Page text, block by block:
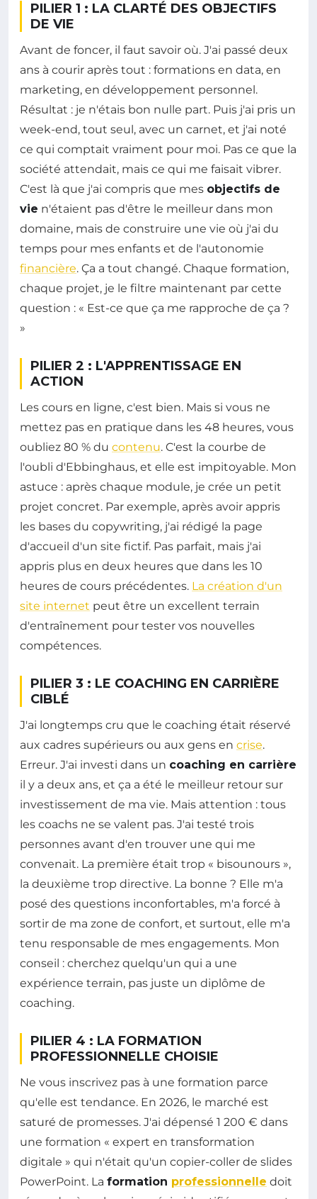
PILIER 1 : LA CLARTÉ DES OBJECTIFS
DE VIE
Avant de foncer, il faut savoir où. J'ai passé deux
ans à courir après tout : formations en data, en
marketing, en développement personnel.
Résultat : je n'étais bon nulle part. Puis j'ai pris un
week-end, tout seul, avec un carnet, et j'ai noté
ce qui comptait vraiment pour moi. Pas ce que la
société attendait, mais ce qui me faisait vibrer.
C'est là que j'ai compris que mes objectifs de
vie n'étaient pas d'être le meilleur dans mon
domaine, mais de construire une vie où j'ai du
temps pour mes enfants et de l'autonomie
financière. Ça a tout changé. Chaque formation,
chaque projet, je le filtre maintenant par cette
question : « Est-ce que ça me rapproche de ça ?
»
PILIER 2 : L'APPRENTISSAGE EN
ACTION
Les cours en ligne, c'est bien. Mais si vous ne
mettez pas en pratique dans les 48 heures, vous
oubliez 80 % du contenu. C'est la courbe de
l'oubli d'Ebbinghaus, et elle est impitoyable. Mon
astuce : après chaque module, je crée un petit
projet concret. Par exemple, après avoir appris
les bases du copywriting, j'ai rédigé la page
d'accueil d'un site fictif. Pas parfait, mais j'ai
appris plus en deux heures que dans les 10
heures de cours précédentes. La création d'un
site internet peut être un excellent terrain
d'entraînement pour tester vos nouvelles
compétences.
PILIER 3 : LE COACHING EN CARRIÈRE
CIBLÉ
J'ai longtemps cru que le coaching était réservé
aux cadres supérieurs ou aux gens en crise.
Erreur. J'ai investi dans un coaching en carrière
il y a deux ans, et ça a été le meilleur retour sur
investissement de ma vie. Mais attention : tous
les coachs ne se valent pas. J'ai testé trois
personnes avant d'en trouver une qui me
convenait. La première était trop « bisounours »,
la deuxième trop directive. La bonne ? Elle m'a
posé des questions inconfortables, m'a forcé à
sortir de ma zone de confort, et surtout, elle m'a
tenu responsable de mes engagements. Mon
conseil : cherchez quelqu'un qui a une
expérience terrain, pas juste un diplôme de
coaching.
PILIER 4 : LA FORMATION
PROFESSIONNELLE CHOISIE
Ne vous inscrivez pas à une formation parce
qu'elle est tendance. En 2026, le marché est
saturé de promesses. J'ai dépensé 1 200 € dans
une formation « expert en transformation
digitale » qui n'était qu'un copier-coller de slides
PowerPoint. La formation professionnelle doit